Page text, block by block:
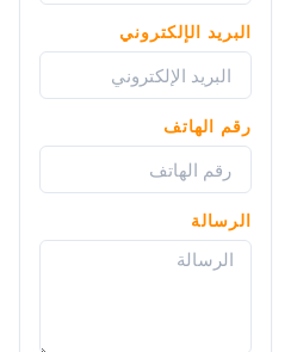
البريد الإلكتروني
رقم الهاتف
الرسالة